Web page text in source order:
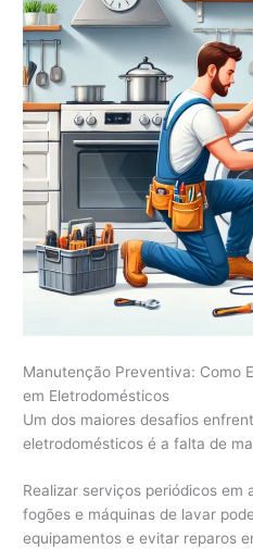
Manutenção Preventiva: Como
em Eletrodomésticos
Um dos maiores desafios
eletrodomésticos é a falta de
Realizar serviços periódicos em
fogões e máquinas de lavar
equipamentos e evitar reparos